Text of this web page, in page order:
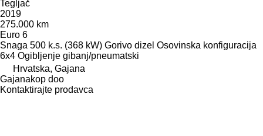
Tegljač
2019
275.000 km
Euro 6
Snaga 500 k.s. (368 kW) Gorivo dizel Osovinska konfiguracija
6x4 Ogibljenje gibanj/pneumatski
Hrvatska, Gajana
Gajanakop doo
Kontaktirajte prodavca